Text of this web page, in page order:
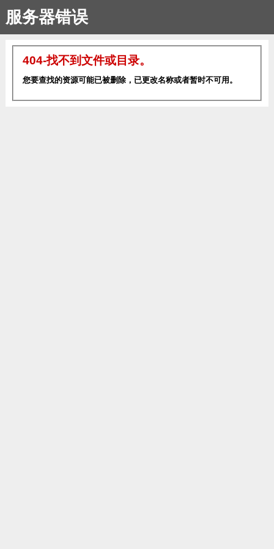
服务器错误
404-找不到文件或目录。
您要查找的资源可能已被删除，已更改名称或者暂时不可用。